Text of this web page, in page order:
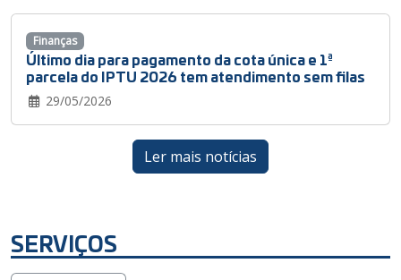
Último dia para pagamento da cota única e 1ª
parcela do IPTU 2026 tem atendimento sem filas
29/05/2026
Finanças
Ler mais notícias
SERVIÇOS